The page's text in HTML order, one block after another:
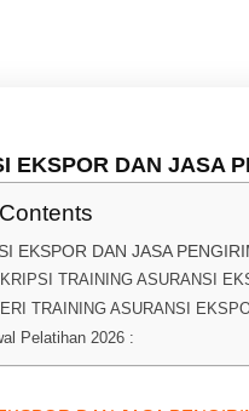
EKSPOR DAN JASA
EKSPOR DAN JASA
TRAINING ASURANSI
TRAINING ASURANSI
Pelatihan 2026 :